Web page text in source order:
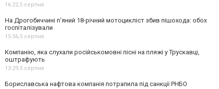
16:22,5 серпня
На Дрогобиччині п'яний 18-річний мотоцикліст збив пішохода: обох
госпіталізували
15:56,5 серпня
Компанію, яка слухали російськомовні пісні на пляжі у Трускавці,
оштрафують
13:29,5 серпня
Бориславська нафтова компанія потрапила під санкції РНБО